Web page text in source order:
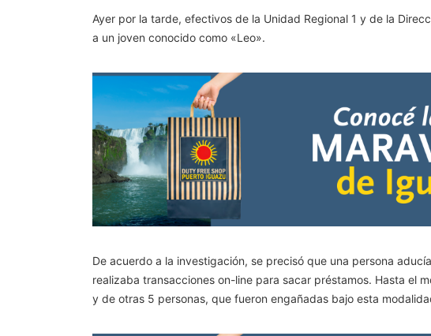
Ayer por la tarde, efectivos de la Unidad Regional 1 y de la
a un joven conocido como «Leo».
De acuerdo a la investigación, se precisó que una persona
realizaba transacciones on-line para sacar préstamos. Hasta el
y de otras 5 personas, que fueron engañadas bajo esta